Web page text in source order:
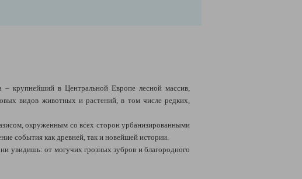
– крупнейший в Центральной Европе лесной массив,
видов животных и растений, в том числе редких,
окруженным со всех сторон урбанизированными
события как древней, так и новейшей истории.
увидишь: от могучих грозных зубров и благородного